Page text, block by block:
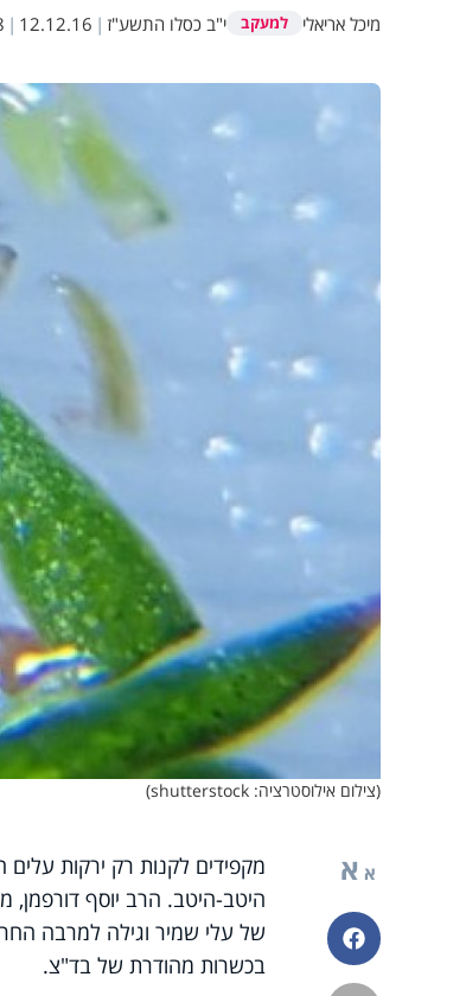
מיכל אריאלי למעקב י"ב כסלו התשע"ז |
12.12.16
|
(צילום אילוסטרציה: shutterstock)
א א
פייסבוק
מקפידים לקנות רק ירקות עלים
היטב-היטב. הרב יוסף דורפמן,
בכשרות מהודרת של בד"צ.